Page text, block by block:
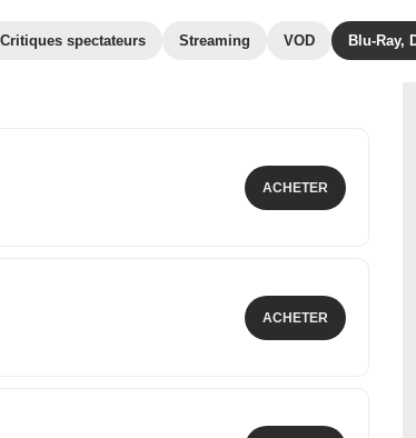
Critiques spectateurs Streaming VOD Blu-Ray,
ACHETER
ACHETER